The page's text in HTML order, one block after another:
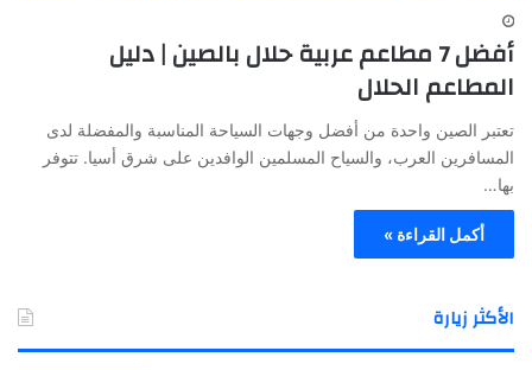
أفضل 7 مطاعم عربية حلال بالصين | دليل
المطاعم الحلال
تعتبر الصين واحدة من أفضل وجهات السياحة المناسبة والمفضلة لدى
المسافرين العرب، والسياح المسلمين الوافدين على شرق أسيا. تتوفر
بها…
أكمل القراءة »
الأكثر زيارة